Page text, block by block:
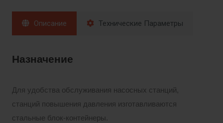
Описание Технические Параметры
Назначение
Для удобства обслуживания насосных станций,
станций повышения давления изготавливаются
стальные блок-контейнеры.